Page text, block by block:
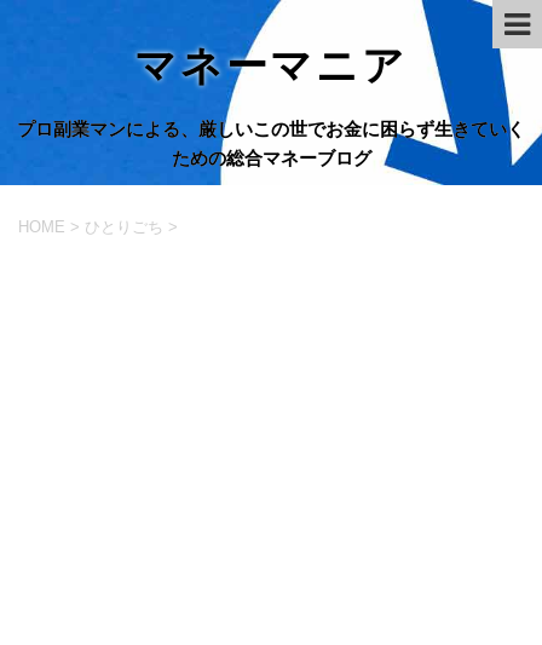
マネーマニア
プロ副業マンによる、厳しいこの世でお金に困らず生きていく
ための総合マネーブログ
HOME > ひとりごち >